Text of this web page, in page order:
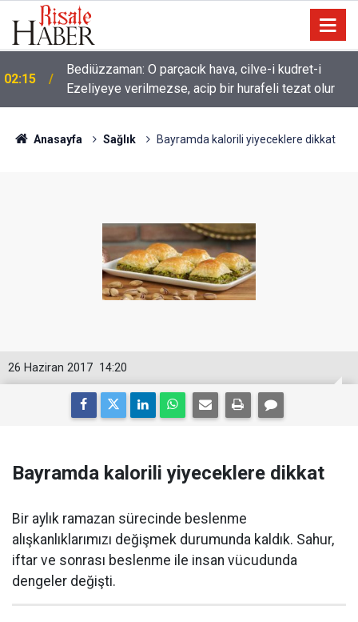
01:45 Dünyaya önem verme ki, Allah seni sevsin
Anasayfa Sağlık Bayramda kalorili yiyeceklere dikkat
14:20
26 Haziran 2017
Bayramda kalorili yiyeceklere dikkat
Bir aylık ramazan sürecinde beslenme
alışkanlıklarımızı değişmek durumunda kaldık. Sahur,
iftar ve sonrası beslenme ile insan vücudunda
dengeler değişti.